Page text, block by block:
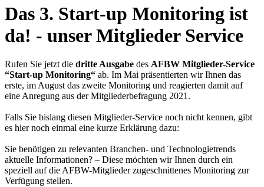
Das 3. Start-up Monitoring ist
da! - unser Mitglieder Service
Rufen Sie jetzt die dritte Ausgabe des AFBW Mitglieder-Service
“Start-up Monitoring“ ab. Im Mai präsentierten wir Ihnen das
erste, im August das zweite Monitoring und reagierten damit auf
eine Anregung aus der Mitgliederbefragung 2021.
Falls Sie bislang diesen Mitglieder-Service noch nicht kennen, gibt
es hier noch einmal eine kurze Erklärung dazu:
Sie benötigen zu relevanten Branchen- und Technologietrends
aktuelle Informationen? – Diese möchten wir Ihnen durch ein
speziell auf die AFBW-Mitglieder zugeschnittenes Monitoring zur
Verfügung stellen.